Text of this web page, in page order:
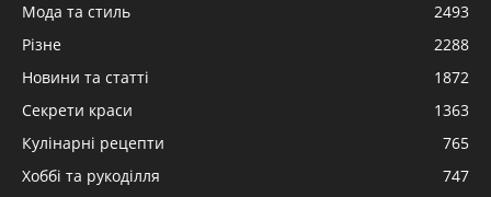
Мода та стиль
2493
Різне
2288
Новини та статті
1872
Секрети краси
1363
Кулінарні рецепти
765
Хоббі та рукоділля
747